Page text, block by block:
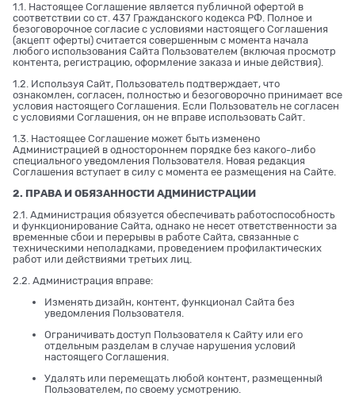
1.1. Настоящее Соглашение является публичной офертой в
соответствии со ст. 437 Гражданского кодекса РФ. Полное и
безоговорочное согласие с условиями настоящего Соглашения
(акцепт оферты) считается совершенным с момента начала
любого использования Сайта Пользователем (включая просмотр
контента, регистрацию, оформление заказа и иные действия).
1.2. Используя Сайт, Пользователь подтверждает, что
ознакомлен, согласен, полностью и безоговорочно принимает все
условия настоящего Соглашения. Если Пользователь не согласен
с условиями Соглашения, он не вправе использовать Сайт.
1.3. Настоящее Соглашение может быть изменено
Администрацией в одностороннем порядке без какого-либо
специального уведомления Пользователя. Новая редакция
Соглашения вступает в силу с момента ее размещения на Сайте.
2. ПРАВА И ОБЯЗАННОСТИ АДМИНИСТРАЦИИ
2.1. Администрация обязуется обеспечивать работоспособность
и функционирование Сайта, однако не несет ответственности за
временные сбои и перерывы в работе Сайта, связанные с
техническими неполадками, проведением профилактических
работ или действиями третьих лиц.
2.2. Администрация вправе:
Изменять дизайн, контент, функционал Сайта без
уведомления Пользователя.
Ограничивать доступ Пользователя к Сайту или его
отдельным разделам в случае нарушения условий
настоящего Соглашения.
Удалять или перемещать любой контент, размещенный
Пользователем, по своему усмотрению.